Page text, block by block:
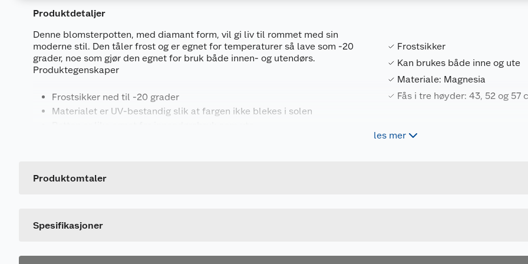
Produktdetaljer
Denne blomsterpotten, med diamant form, vil gi liv til rommet med sin
moderne stil. Den tåler frost og er egnet for temperaturer så lave som -20
grader, noe som gjør den egnet for bruk både innen- og utendørs.
Produktegenskaper
Frostsikker ned til -20 grader
Materialet er UV-bestandig slik at fargen ikke blekes i solen
Mål:
Fås i tre størrelser
Ø 57, høyde 57 cm
En blomsterpotte laget av magnesia representerer et miljøvennlig valg for
Frostsikker
Kan brukes både inne og ute
Materiale: Magnesia
Fås i tre høyder: 43, 52 og 57
les mer
Produktomtaler
Spesifikasjoner
Leverandørens artikkelnummer
Forpakningsmål